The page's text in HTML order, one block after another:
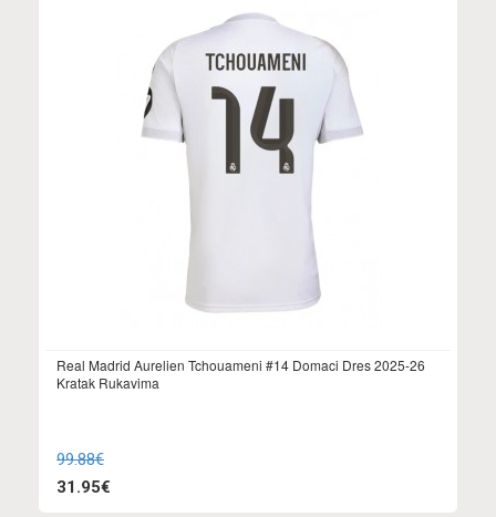
Real Madrid Aurelien Tchouameni #14 Domaci Dres 2025-26
Kratak Rukavima
99.88€
31.95€